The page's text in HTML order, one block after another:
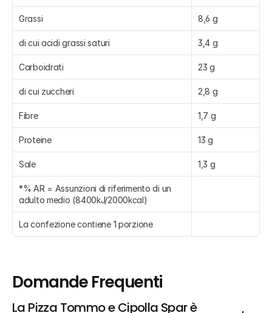
Grassi 8,6 g
di cui acidi grassi saturi 3,4 g
Carboidrati 23 g
di cui zuccheri 2,8 g
Fibre 1,7 g
Proteine 13 g
Sale 1,3 g
*% AR = Assunzioni di riferimento di un
adulto medio (8400kJ/2000kcal)
La confezione contiene 1 porzione
Domande Frequenti
La Pizza Tommo e Cipolla Spar è